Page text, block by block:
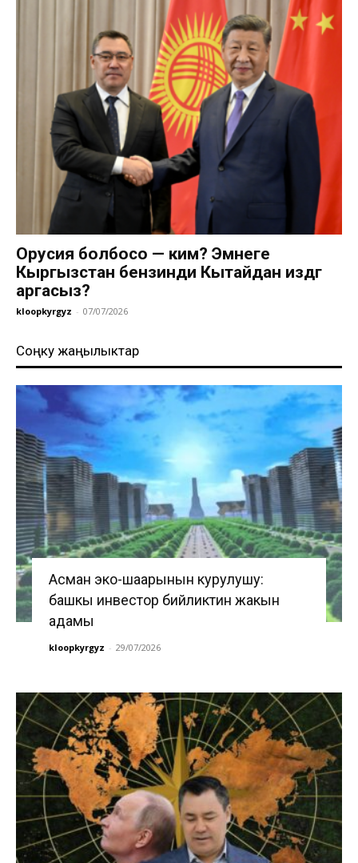
Орусия болбосо — ким? Эмнеге
Кыргызстан бензинди Кытайдан издөөгө
аргасыз?
kloopkyrgyz - 07/07/2026
Соңку жаңылыктар
Асман эко-шаарынын курулушу:
башкы инвестор бийликтин жакын
адамы
kloopkyrgyz - 29/07/2026